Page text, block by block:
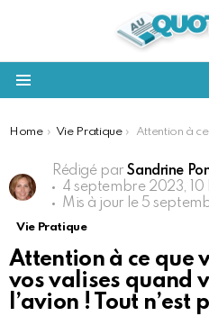
You are here:
Home Vie Pratique Attention à ce que vous mettez dans vos valises quand vous prenez l’avion !
Rédigé par Sandrine
4 septembre 2023, 10
Mis à jour le 5
Vie Pratique
Attention à ce que
vos valises quand
l’avion ! Tout n’est